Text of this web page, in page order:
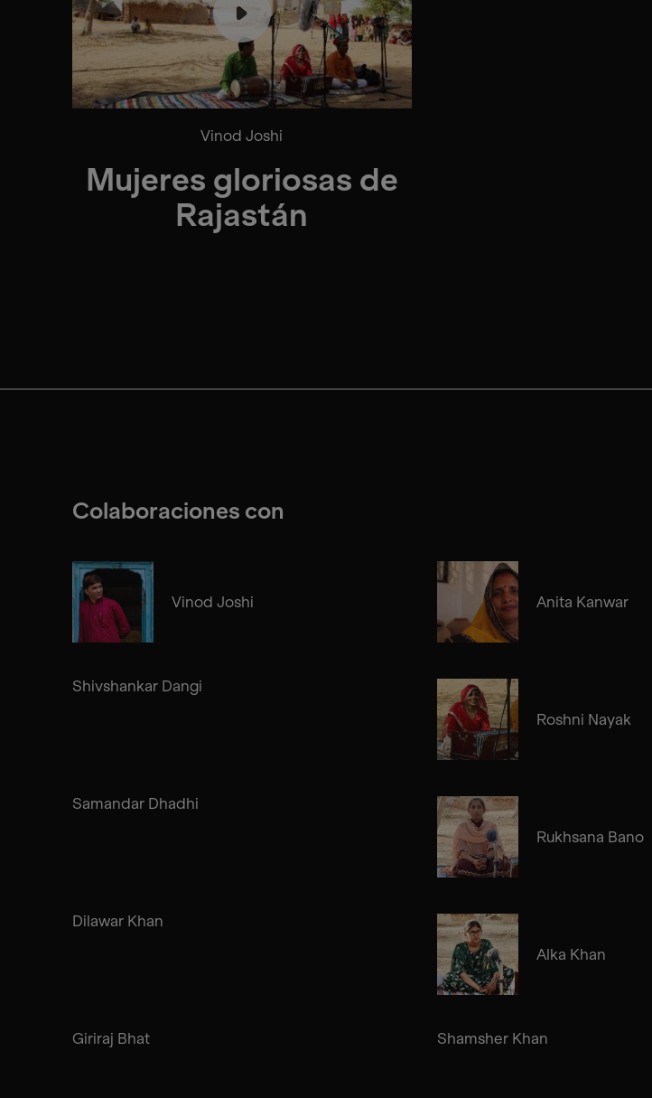
Vinod Joshi
Mujeres gloriosas de
Rajastán
Colaboraciones con
Vinod Joshi Anita Kanwar
Shivshankar Dangi
Roshni Nayak
Samandar Dhadhi
Rukhsana Bano
Dilawar Khan
Alka Khan
Giriraj Bhat
Shamsher Khan